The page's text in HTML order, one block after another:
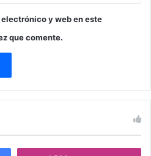
y web en este
que comente.